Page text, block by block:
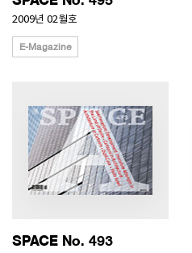
2009년 02월호
E-Magazine
SPACE No. 493